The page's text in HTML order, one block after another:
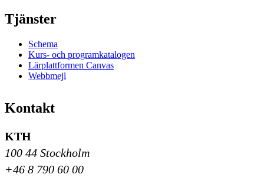
Tjänster
Schema
Kurs- och programkatalogen
Lärplattformen Canvas
Webbmejl
Kontakt
KTH
100 44 Stockholm
+46 8 790 60 00